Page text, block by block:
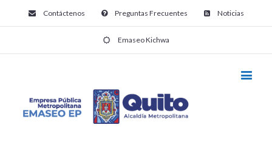
Contáctenos Preguntas Frecuentes Noticias
Emaseo Kichwa